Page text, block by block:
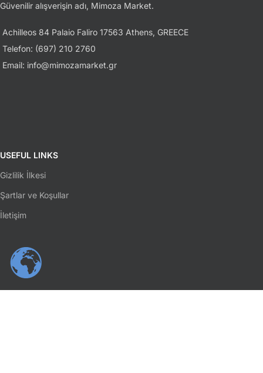
Güvenilir alışverişin adı, Mimoza Market.
Achilleos 84 Palaio Faliro 17563 Athens, GREECE
Telefon: (697) 210 2760
Email: info@mimozamarket.gr
USEFUL LINKS
Gizlilik İlkesi
Şartlar ve Koşullar
İletişim